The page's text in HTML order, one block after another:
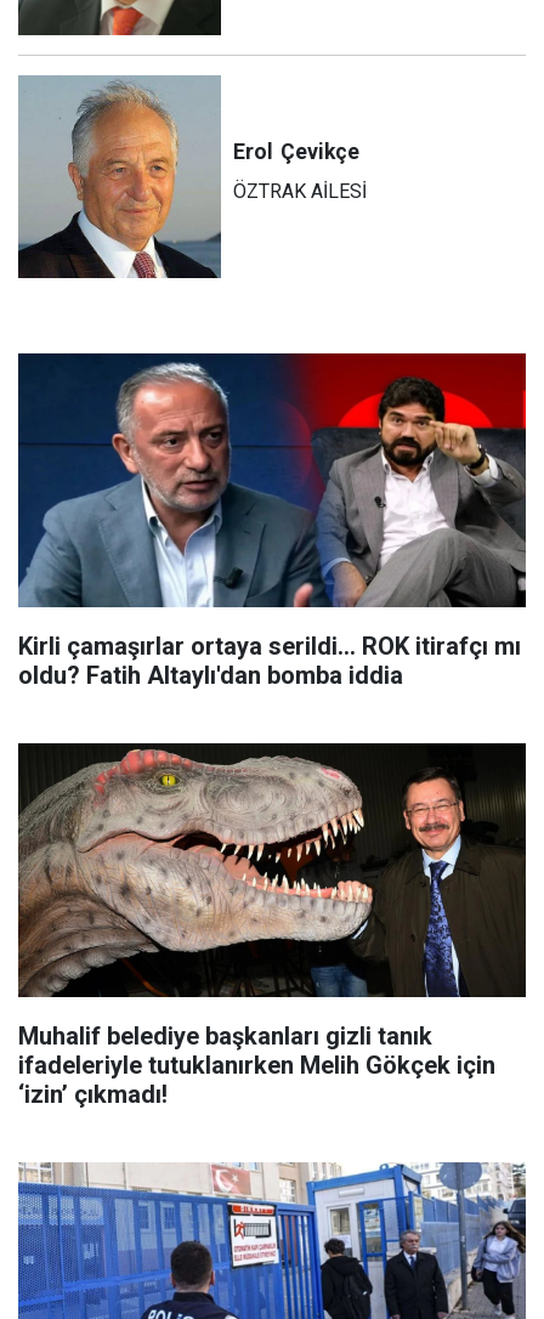
Erol Çevikçe
ÖZTRAK AİLESİ
Kirli çamaşırlar ortaya serildi... ROK itirafçı mı
oldu? Fatih Altaylı'dan bomba iddia
Muhalif belediye başkanları gizli tanık
ifadeleriyle tutuklanırken Melih Gökçek için
‘izin’ çıkmadı!